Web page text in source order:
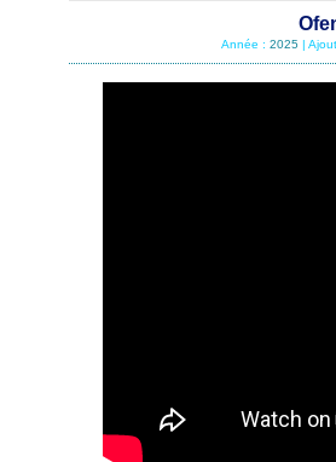
Année : 2025|